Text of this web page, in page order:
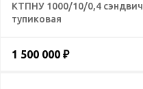
КТПНУ 1000/10/0,4 сэндвич
тупиковая
1 500 000 ₽